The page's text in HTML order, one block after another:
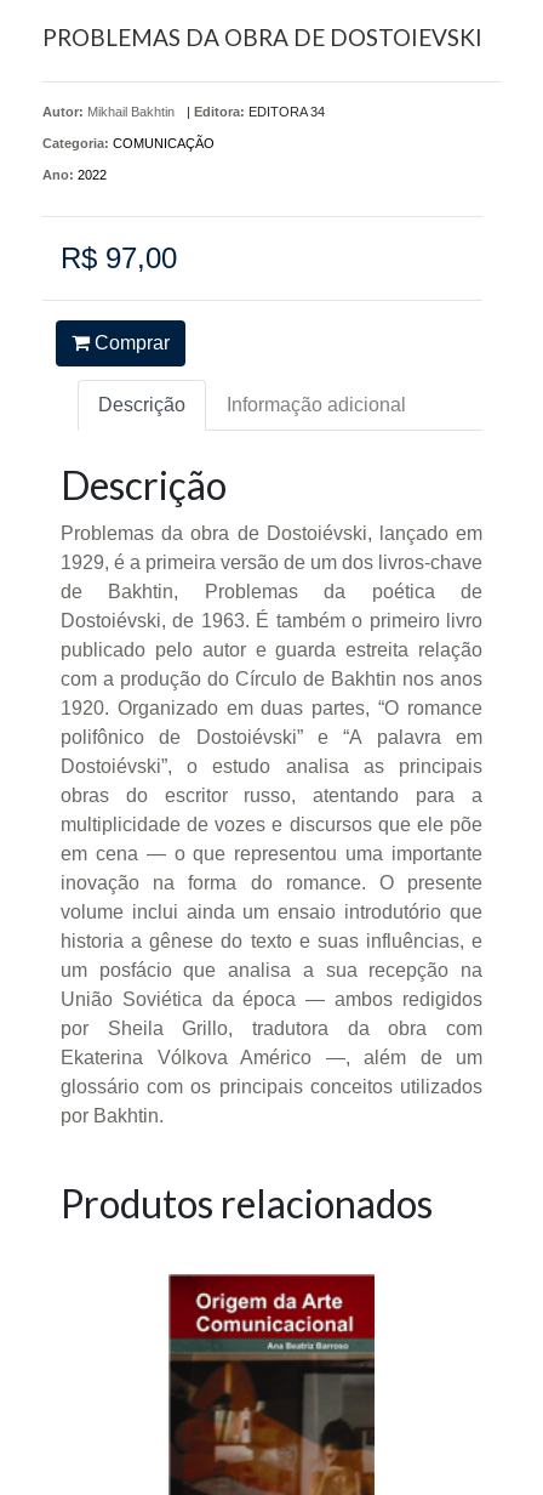
PROBLEMAS DA OBRA DE DOSTOIEVSKI
Autor: Mikhail Bakhtin | Editora: EDITORA 34
Categoria: COMUNICAÇÃO
Ano: 2022
R$ 97,00
Comprar
Descrição Informação adicional
Descrição
Problemas da obra de Dostoiévski, lançado em
1929, é a primeira versão de um dos livros-chave
de Bakhtin, Problemas da poética de
Dostoiévski, de 1963. É também o primeiro livro
publicado pelo autor e guarda estreita relação
com a produção do Círculo de Bakhtin nos anos
1920. Organizado em duas partes, “O romance
polifônico de Dostoiévski” e “A palavra em
Dostoiévski”, o estudo analisa as principais
obras do escritor russo, atentando para a
multiplicidade de vozes e discursos que ele põe
em cena — o que representou uma importante
inovação na forma do romance. O presente
volume inclui ainda um ensaio introdutório que
historia a gênese do texto e suas influências, e
um posfácio que analisa a sua recepção na
União Soviética da época — ambos redigidos
por Sheila Grillo, tradutora da obra com
Ekaterina Vólkova Américo —, além de um
glossário com os principais conceitos utilizados
por Bakhtin.
Produtos relacionados